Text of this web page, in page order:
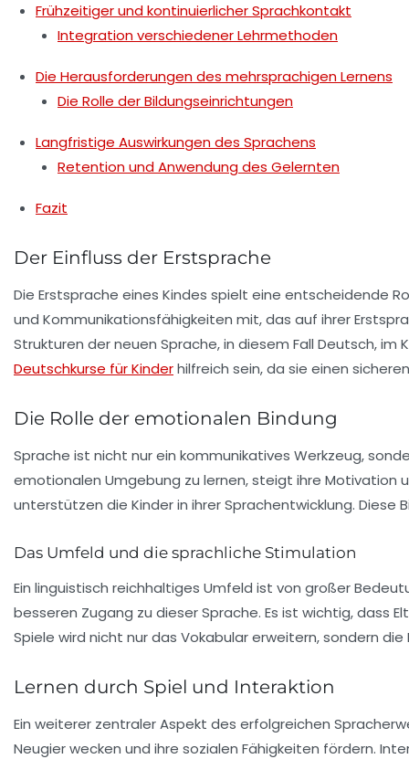
Frühzeitiger und kontinuierlicher Sprachkontakt
Integration verschiedener Lehrmethoden
Die Herausforderungen des mehrsprachigen Lernens
Die Rolle der Bildungseinrichtungen
Langfristige Auswirkungen des Sprachens
Retention und Anwendung des Gelernten
Fazit
Der Einfluss der Erstsprache
Die Erstsprache eines Kindes spielt eine entscheidende
und Kommunikationsfähigkeiten mit, das auf ihrer
Strukturen der neuen Sprache, in diesem Fall Deutsch,
Deutschkurse für Kinderhilfreich sein, da sie einen
Die Rolle der emotionalen Bindung
Sprache ist nicht nur ein kommunikatives Werkzeug,
emotionalen Umgebung zu lernen, steigt ihre Motivation
unterstützen die Kinder in ihrer Sprachentwicklung.
Das Umfeld und die sprachliche Stimulation
Ein linguistisch reichhaltiges Umfeld ist von großer
besseren Zugang zu dieser Sprache. Es ist wichtig, dass
Spiele wird nicht nur das Vokabular erweitern, sondern
Lernen durch Spiel und Interaktion
Ein weiterer zentraler Aspekt des erfolgreichen
Neugier wecken und ihre sozialen Fähigkeiten fördern.